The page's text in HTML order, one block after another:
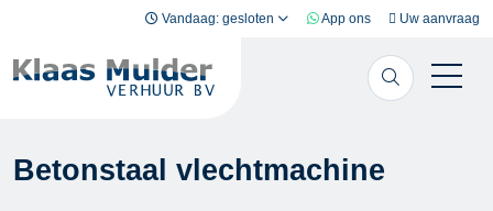
Vandaag: gesloten App ons Uw aanvraag
Betonstaal vlechtmachine